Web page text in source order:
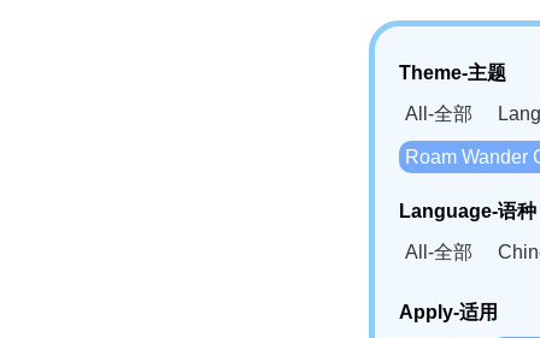
Theme-主题
All-全部
Roam Wander
Language-语种
All-全部
Bahasa
Apply-适用